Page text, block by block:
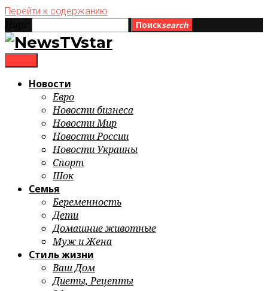
Перейти к содержанию
Поискsearch
Новости
Евро
Новости бизнеса
Новости Мир
Новости России
Новости Украины
Спорт
Шок
Семья
Беременность
Дети
Домашние животные
Муж и Жена
Стиль жизни
Ваш Дом
Диеты, Рецепты